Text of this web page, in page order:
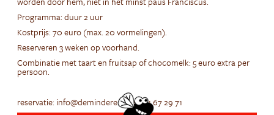
Programma: duur 2 uur
Kostprijs: 70 euro (max. 20 vormelingen).
Reserveren 3 weken op voorhand.
Combinatie met taart en fruitsap of chocomelk: 5 euro extra per
persoon.
reservatie: info@demindere.be of 011 67 29 71